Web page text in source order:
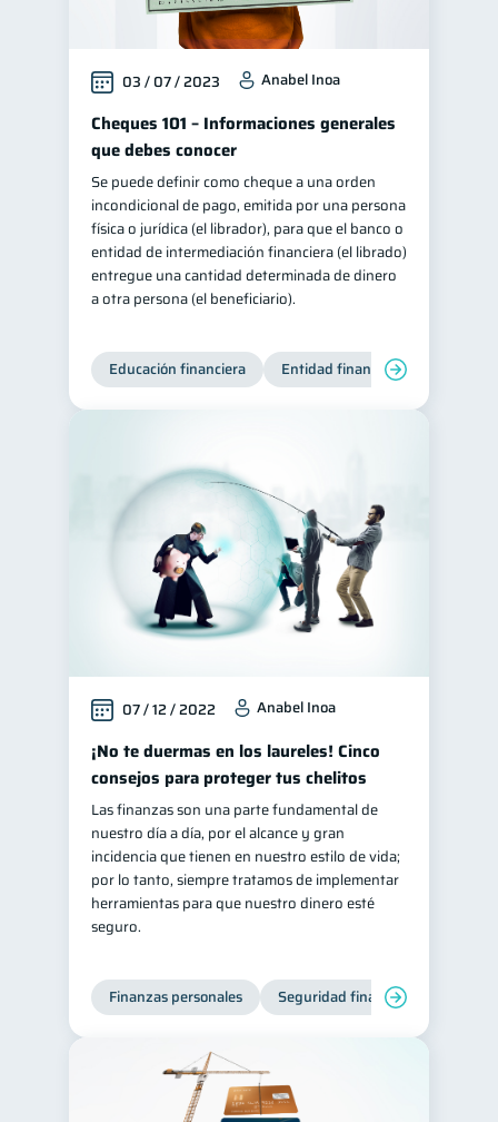
Control de deudas 30
Finanzas familiares 25
Inclusión financiera 22
Bienestar financiero 22
Seguridad financiera
Salud financiera 12
Productos financieros 11
Organización Financiera
Deudas 10 Préstamos
Tarjeta de crédito
Ciberseguridad
Superintendencia de Bancos
Vacaciones
Cuenta Abandonada 2
Inversiones
Finanzas Personales
Información financiera 1
Salud mental 1 ahorro 1
Retiro Doble sueldo
Gasto responsable 1
información financiera
03 / 07 / 2023 Anabel Inoa
Cheques 101 – Informaciones generales
que debes conocer
Se puede definir como cheque a una orden
incondicional de pago, emitida por una persona
física o jurídica (el librador), para que el banco o
entidad de intermediación financiera (el librado)
entregue una cantidad determinada de dinero
a otra persona (el beneficiario).
Educación financiera Entidad financiera
07 / 12 / 2022 Anabel Inoa
¡No te duermas en los laureles! Cinco
consejos para proteger tus chelitos
Las finanzas son una parte fundamental de
nuestro día a día, por el alcance y gran
incidencia que tienen en nuestro estilo de vida;
por lo tanto, siempre tratamos de implementar
herramientas para que nuestro dinero esté
seguro.
Finanzas personales Seguridad financiera